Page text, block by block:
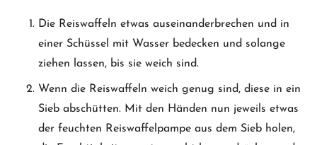
Die Reiswaffeln etwas auseinanderbrechen und in
einer Schüssel mit Wasser bedecken und solange
ziehen lassen, bis sie weich sind.
Wenn die Reiswaffeln weich genug sind, diese in ein
Sieb abschütten. Mit den Händen nun jeweils etwas
der feuchten Reiswaffelpampe aus dem Sieb holen,